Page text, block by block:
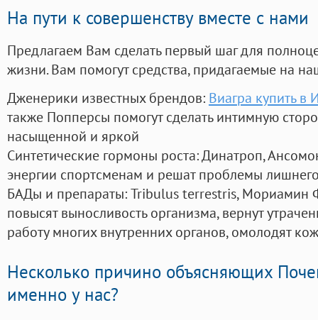
На пути к совершенству вместе с нами
Предлагаем Вам сделать первый шаг для
жизни. Вам помогут средства, придагаемые на
Дженерики известных брендов: Виагра купить в
также Попперсы помогут сделать интимную
насыщенной и яркой
Синтетические гормоны роста: Динатроп,
энергии спортсменам и решат проблемы
БАДы и препараты:Tribulus terrestris, Мориамин
повысят выносливость организма, вернут
работу многих внутренних органов, омолодят
Несколько причино объясняющих
именно у нас?